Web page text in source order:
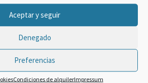
Aceptar y seguir
Denegado
Preferencias
Condiciones de alquilerImpressum
en Benidorm
en El Campello
-2% code:
TOP CLIENT